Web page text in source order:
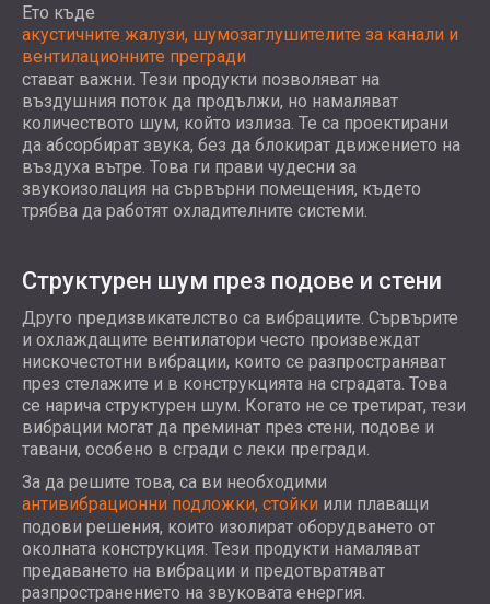
Ето къде
акустичните жалузи, шумозаглушителите за канали и
вентилационните прегради
стават важни. Тези продукти позволяват на
въздушния поток да продължи, но намаляват
количеството шум, който излиза. Те са проектирани
да абсорбират звука, без да блокират движението на
въздуха вътре. Това ги прави чудесни за
звукоизолация на сървърни помещения, където
трябва да работят охладителните системи.
Структурен шум през подове и стени
Друго предизвикателство са вибрациите. Сървърите
и охлаждащите вентилатори често произвеждат
нискочестотни вибрации, които се разпространяват
през стелажите и в конструкцията на сградата. Това
се нарича структурен шум. Когато не се третират, тези
вибрации могат да преминат през стени, подове и
тавани, особено в сгради с леки прегради.
За да решите това, са ви необходими
антивибрационни подложки, стойки или плаващи
подови решения, които изолират оборудването от
околната конструкция. Тези продукти намаляват
предаването на вибрации и предотвратяват
разпространението на звуковата енергия.